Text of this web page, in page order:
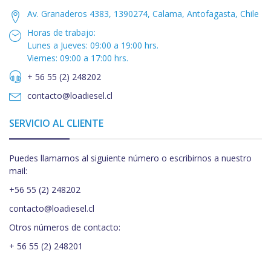
Av. Granaderos 4383, 1390274, Calama, Antofagasta, Chile
Horas de trabajo:
Lunes a Jueves: 09:00 a 19:00 hrs.
Viernes: 09:00 a 17:00 hrs.
+ 56 55 (2) 248202
contacto@loadiesel.cl
SERVICIO AL CLIENTE
Puedes llamarnos al siguiente número o escribirnos a nuestro
mail:
+56 55 (2) 248202
contacto@loadiesel.cl
Otros números de contacto:
+ 56 55 (2) 248201